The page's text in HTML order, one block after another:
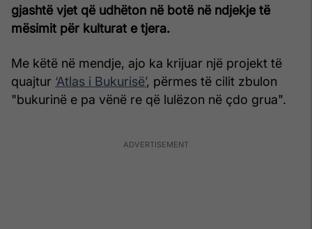
gjashtë vjet që udhëton në botë në ndjekje të
mësimit për kulturat e tjera.
Me këtë në mendje, ajo ka krijuar një projekt të
quajtur ‘Atlas i Bukurisë’, përmes të cilit zbulon
"bukurinë e pa vënë re që lulëzon në çdo grua".